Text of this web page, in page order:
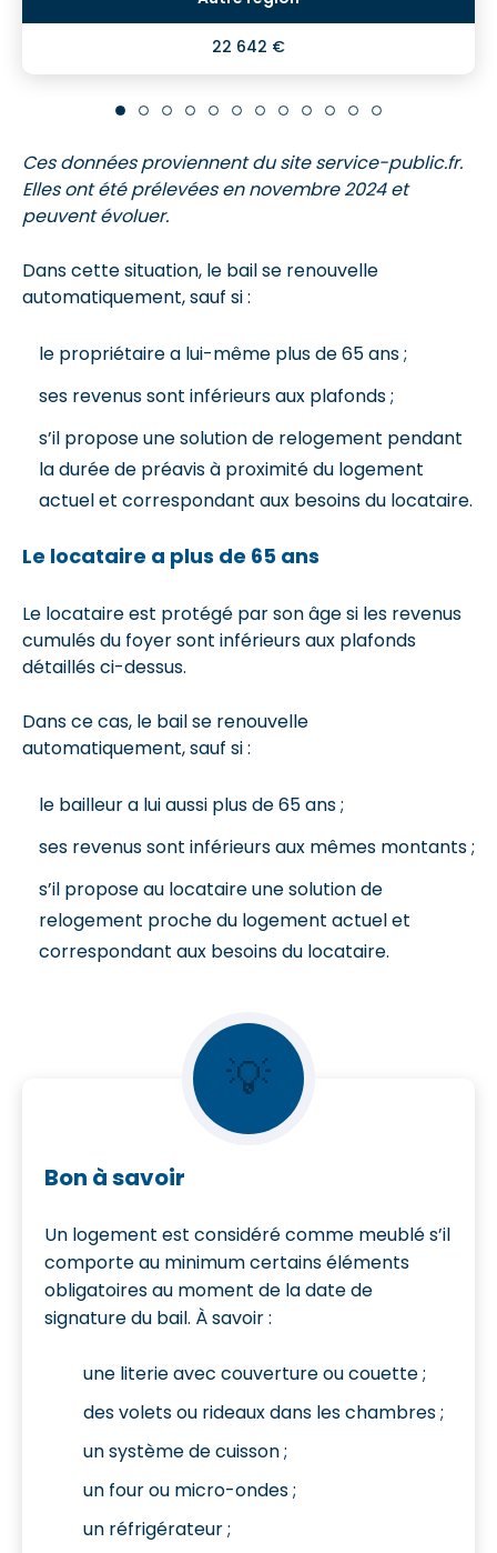
22 642 €
Ces données proviennent du site service-public.fr.
Elles ont été prélevées en novembre 2024 et
peuvent évoluer.
Dans cette situation, le bail se renouvelle
automatiquement, sauf si :
le propriétaire a lui-même plus de 65 ans ;
ses revenus sont inférieurs aux plafonds ;
s’il propose une solution de relogement pendant
la durée de préavis à proximité du logement
actuel et correspondant aux besoins du locataire.
Le locataire a plus de 65 ans
Le locataire est protégé par son âge si les revenus
cumulés du foyer sont inférieurs aux plafonds
détaillés ci-dessus.
Dans ce cas, le bail se renouvelle
automatiquement, sauf si :
le bailleur a lui aussi plus de 65 ans ;
ses revenus sont inférieurs aux mêmes montants ;
s’il propose au locataire une solution de
relogement proche du logement actuel et
correspondant aux besoins du locataire.
💡
Bon à savoir
Un logement est considéré comme meublé s’il
comporte au minimum certains éléments
obligatoires au moment de la date de
signature du bail. À savoir :
une literie avec couverture ou couette ;
des volets ou rideaux dans les chambres ;
un système de cuisson ;
un four ou micro-ondes ;
un réfrigérateur ;